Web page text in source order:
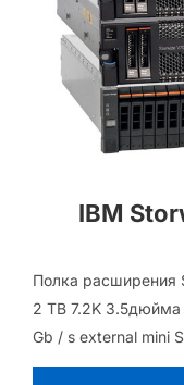
IBM
Полка расширения
2 TB 7.2K 3.5дюйма
Gb / s external mini